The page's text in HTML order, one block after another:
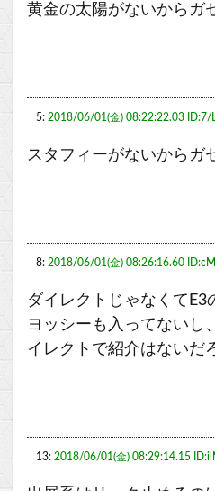
黄金の太陽がないからガ
5: 2018/06/01(金) 08:22:22.03 ID:7/
スタフィーがないからガ
8: 2018/06/01(金) 08:26:16.60
ダイレクトじゃなくてE3
ヨッシーも入ってないし
イレクトで紹介はないだ
13: 2018/06/01(金) 08:29:14.15